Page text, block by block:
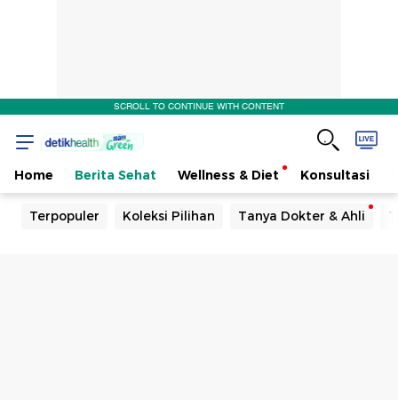
SCROLL TO CONTINUE WITH CONTENT
Home Berita Sehat Wellness & Diet Konsultasi
Terpopuler Koleksi Pilihan Tanya Dokter & Ahli